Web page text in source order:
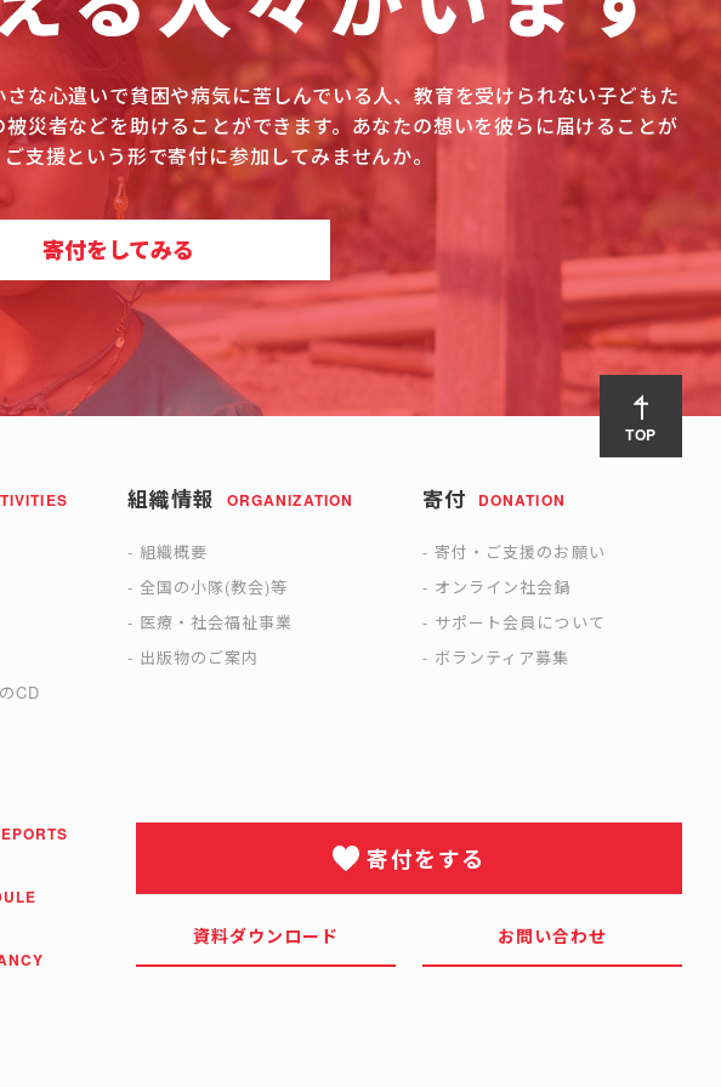
な心遣いで貧困や病気に苦しんでいる人、教育を受けられない子どもた
災者などを助けることができます。あなたの想いを彼らに届けることが
支援という形で寄付に参加してみませんか。
寄付をしてみる
TOP
CD
組織情報 ORGANIZATION
組織概要
全国の小隊(教会)等
医療・社会福祉事業
出版物のご案内
寄付 DONATION
寄付・ご支援のお願い
オンライン社会鍋
サポート会員について
ボランティア募集
寄付をする
資料ダウンロード お問い合わせ